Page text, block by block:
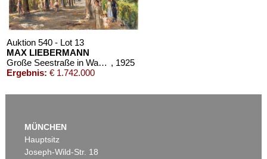
Auktion 540 - Lot 13
MAX LIEBERMANN
Große Seestraße in Wannsee , 1925
Ergebnis: € 1.742.000
MÜNCHEN
Hauptsitz
Joseph-Wild-Str. 18